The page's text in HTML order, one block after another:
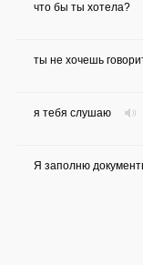
что бы ты хотела?
ты не хочешь
я тебя слушаю
Я заполню